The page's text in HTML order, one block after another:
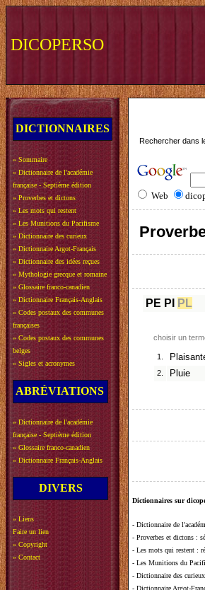
DICOPERSO
DICTIONNAIRES
» Sommaire
» Dictionnaire de l'académie
française - Septième édition
» Proverbes et dictons
» Les mots qui restent
» Les Munitions du Pacifisme
» Dictionnaire des curieux
» Dictionnaire Argot-Français
» Dictionnaire des idées reçues
» Mythologie grecque et romaine
» Glossaire franco-canadien
» Dictionnaire Français-Anglais
» Codes postaux des communes
françaises
» Codes postaux des communes
belges
» Sigles et acronymes
ABRÉVIATIONS
» Dictionnaire de l'académie
française - Septième édition
» Glossaire franco-canadien
» Dictionnaire Français-Anglais
DIVERS
» Liens
Faire un lien
» Copyright
» Contact
Rechercher dans
Web
PE PI PL
choisir un
1.
2.
Pluie
Dictionnaires sur
- Dictionnaire de
- Proverbes et dictons :
- Les mots qui restent :
- Les Munitions du
- Dictionnaire des curieux
- Dictionnaire Argot-